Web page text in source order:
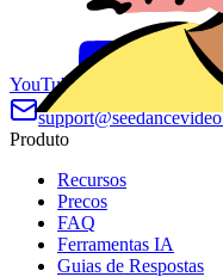
YouTube
Produto
Recursos
Precos
FAQ
Ferramentas IA
Guias de Respostas